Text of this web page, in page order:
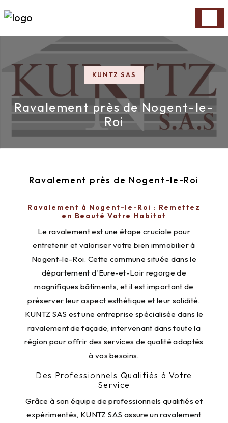
Ravalement près de Nogent-le-
Roi
KUNTZ SAS
Ravalement près de Nogent-le-Roi
Ravalement à Nogent-le-Roi : Remettez
en Beauté Votre Habitat
Le ravalement est une étape cruciale pour
entretenir et valoriser votre bien immobilier à
Nogent-le-Roi. Cette commune située dans le
département d'Eure-et-Loir regorge de
magnifiques bâtiments, et il est important de
préserver leur aspect esthétique et leur solidité.
KUNTZ SAS est une entreprise spécialisée dans le
ravalement de façade, intervenant dans toute la
région pour offrir des services de qualité adaptés
à vos besoins.
Des Professionnels Qualifiés à Votre
Service
Grâce à son équipe de professionnels qualifiés et
expérimentés, KUNTZ SAS assure un ravalement